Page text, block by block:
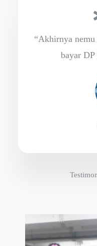
“Akhirnya
bayar